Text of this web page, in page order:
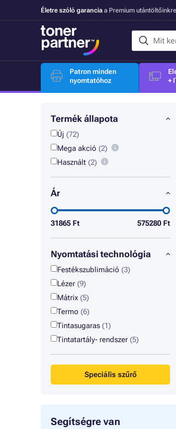
Életre szóló garancia a Premium utántöltőinkre
Patron minden
nyomtatóhoz
+
Termék állapota
Új (72)
Mega akció (2)
Használt (2)
Ár
31865 Ft 575280 Ft
Nyomtatási technológia
Festékszublimáció (3)
Lézer (9)
Mátrix (5)
Termo (6)
Tintasugaras (1)
Tintatartály- rendszer (5)
Speciális szűrő
Segítségre van